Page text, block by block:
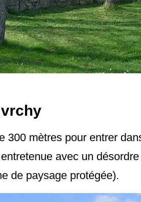
300 mètres pour entrer
avec un
de paysage protégée).